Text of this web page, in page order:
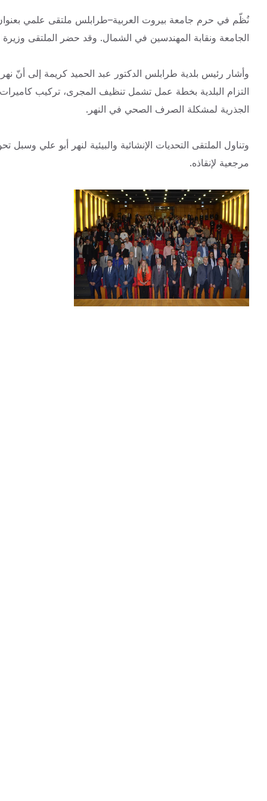
نُظّم في حرم جامعة بيروت العربية–طرابلس ملتقى علمي
الجامعة ونقابة المهندسين في الشمال. وقد حضر الملتقى وزيرة
وأشار رئيس بلدية طرابلس الدكتور عبد الحميد كريمة إلى أنّ نهر
التزام البلدية بخطة عمل تشمل تنظيف المجرى، تركيب كاميرات
الجذرية لمشكلة الصرف الصحي في النهر.
وتناول الملتقى التحديات الإنشائية والبيئية لنهر أبو علي
مرجعية لإنقاذه.